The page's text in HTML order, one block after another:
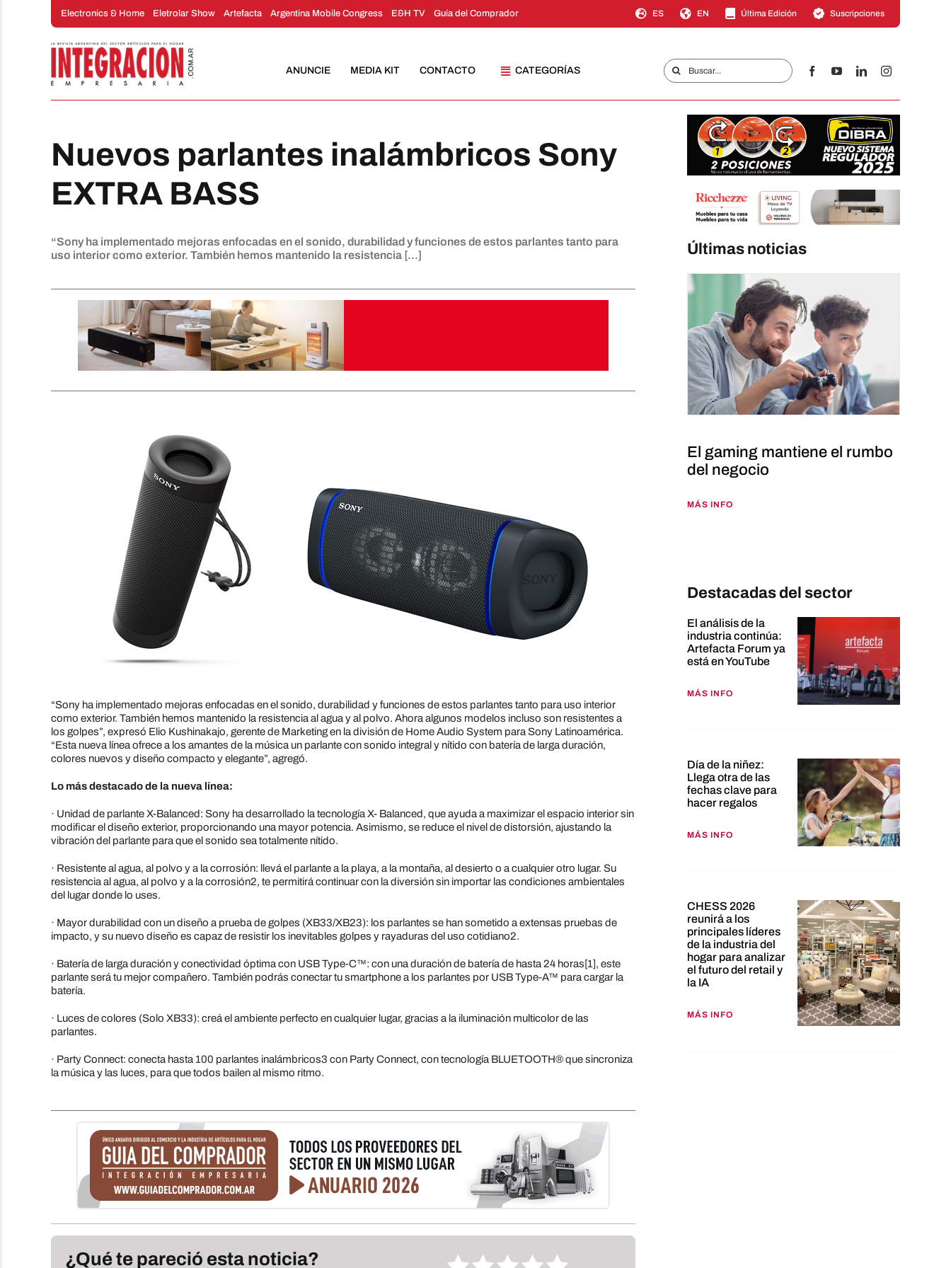
Electronics & Home Eletrolar Show Artefacta Argentina Mobile Congress E&H TV Guía del Comprador ES EN Última Edición Suscripciones
ANUNCIE MEDIA KIT CONTACTO CATEGORÍAS
Buscar:
Nuevos parlantes inalámbricos Sony
EXTRA BASS
“Sony ha implementado mejoras enfocadas en el sonido, durabilidad y funciones de estos parlantes tanto para
uso interior como exterior. También hemos mantenido la resistencia [...]
“Sony ha implementado mejoras enfocadas en el sonido, durabilidad y funciones de estos parlantes tanto para uso interior
como exterior. También hemos mantenido la resistencia al agua y al polvo. Ahora algunos modelos incluso son resistentes a
los golpes”, expresó Elio Kushinakajo, gerente de Marketing en la división de Home Audio System para Sony Latinoamérica.
“Esta nueva línea ofrece a los amantes de la música un parlante con sonido integral y nítido con batería de larga duración,
colores nuevos y diseño compacto y elegante”, agregó.
Lo más destacado de la nueva línea:
· Unidad de parlante X-Balanced: Sony ha desarrollado la tecnología X- Balanced, que ayuda a maximizar el espacio interior sin
modificar el diseño exterior, proporcionando una mayor potencia. Asimismo, se reduce el nivel de distorsión, ajustando la
vibración del parlante para que el sonido sea totalmente nítido.
· Resistente al agua, al polvo y a la corrosión: llevá el parlante a la playa, a la montaña, al desierto o a cualquier otro lugar. Su
resistencia al agua, al polvo y a la corrosión2, te permitirá continuar con la diversión sin importar las condiciones ambientales
del lugar donde lo uses.
· Mayor durabilidad con un diseño a prueba de golpes (XB33/XB23): los parlantes se han sometido a extensas pruebas de
impacto, y su nuevo diseño es capaz de resistir los inevitables golpes y rayaduras del uso cotidiano2.
· Batería de larga duración y conectividad óptima con USB Type-C™: con una duración de batería de hasta 24 horas[1], este
parlante será tu mejor compañero. También podrás conectar tu smartphone a los parlantes por USB Type-A™ para cargar la
batería.
· Luces de colores (Solo XB33): creá el ambiente perfecto en cualquier lugar, gracias a la iluminación multicolor de las
parlantes.
· Party Connect: conecta hasta 100 parlantes inalámbricos3 con Party Connect, con tecnología BLUETOOTH® que sincroniza
la música y las luces, para que todos bailen al mismo ritmo.
¿Qué te pareció esta noticia?
Últimas noticias
El gaming mantiene el rumbo
del negocio
MÁS INFO
Destacadas del sector
El análisis de la
industria continúa:
Artefacta Forum ya
está en YouTube
MÁS INFO
Día de la niñez:
Llega otra de las
fechas clave para
hacer regalos
MÁS INFO
CHESS 2026
reunirá a los
principales líderes
de la industria del
hogar para analizar
el futuro del retail y
la IA
MÁS INFO